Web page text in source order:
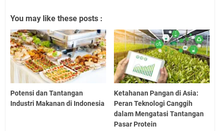
You may like these posts :
Potensi dan Tantangan
Industri Makanan di Indonesia
Ketahanan Pangan di Asia:
Peran Teknologi Canggih
dalam Mengatasi Tantangan
Pasar Protein